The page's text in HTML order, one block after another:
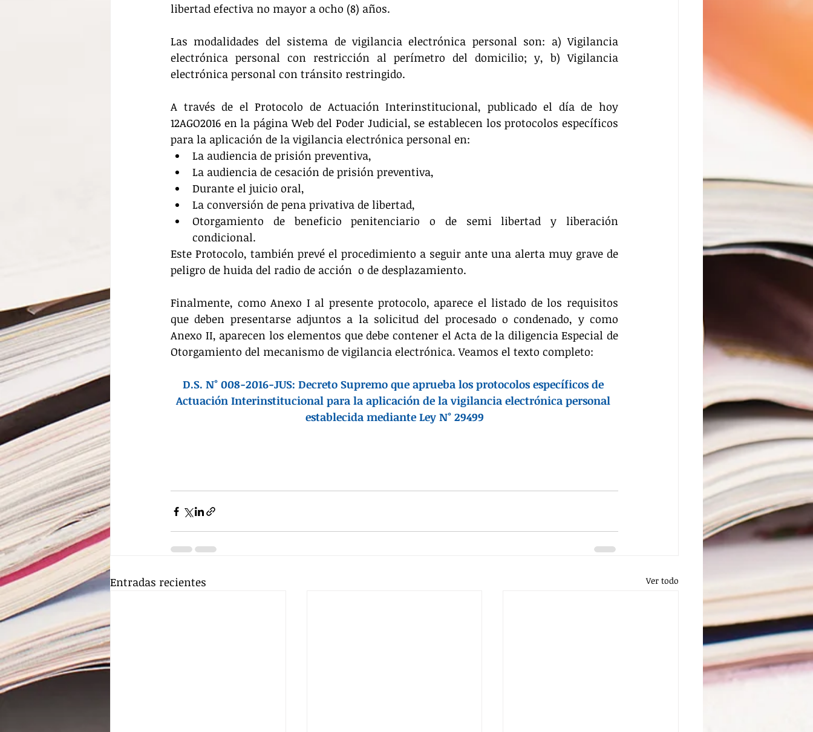
libertad efectiva no mayor a ocho (8) años.
Las modalidades del sistema de vigilancia electrónica personal son: a) Vigilancia
electrónica personal con restricción al perímetro del domicilio; y, b) Vigilancia
electrónica personal con tránsito restringido.
A través de el Protocolo de Actuación Interinstitucional, publicado el día de hoy
12AGO2016 en la página Web del Poder Judicial, se establecen los protocolos específicos
para la aplicación de la vigilancia electrónica personal en:
La audiencia de prisión preventiva,
La audiencia de cesación de prisión preventiva,
Durante el juicio oral,
La conversión de pena privativa de libertad,
Otorgamiento de beneficio penitenciario o de semi libertad y liberación
condicional.
Este Protocolo, también prevé el procedimiento a seguir ante una alerta muy grave de
peligro de huida del radio de acción  o de desplazamiento.
Finalmente, como Anexo I al presente protocolo, aparece el listado de los requisitos
que deben presentarse adjuntos a la solicitud del procesado o condenado, y como
Anexo II, aparecen los elementos que debe contener el Acta de la diligencia Especial de
Otorgamiento del mecanismo de vigilancia electrónica. Veamos el texto completo:
D.S. N° 008-2016-JUS: Decreto Supremo que aprueba los protocolos específicos de
Actuación Interinstitucional para la aplicación de la vigilancia electrónica personal
establecida mediante Ley N° 29499
Entradas recientes Ver todo